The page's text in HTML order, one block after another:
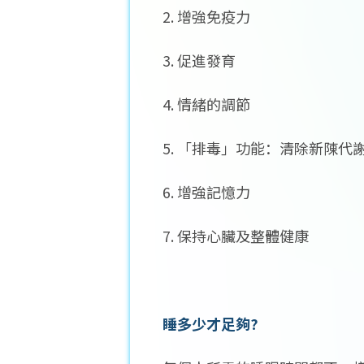
2. 增強免疫力
3. 促進發育
4. 情緒的調節
5. 「排毒」功能：清除新陳代
6. 增強記憶力
7. 保持心臟及整體健康
睡多少才足夠?